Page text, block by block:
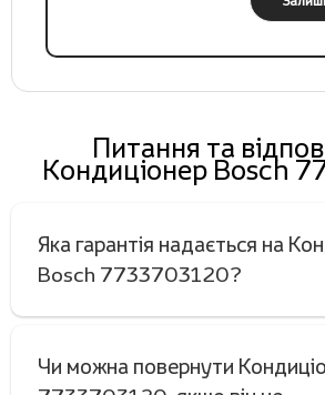
Питання та
Кондиціонер Bosch
Яка гарантія надається на
Bosch 7733703120?
Чи можна повернути